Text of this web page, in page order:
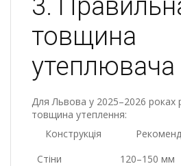
товщина
утеплювача
Для Львова у 2025–2026 роках
товщина утеплення:
Конструкція
Стіни
120–150 мм